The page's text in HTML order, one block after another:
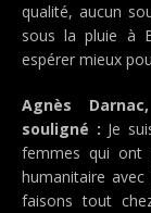
qualité, aucun
sous la pluie à
espérer mieux
Agnès
souligné : Je
femmes qui ont
humanitaire
faisons tout